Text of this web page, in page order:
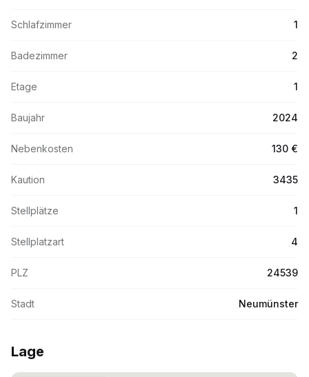
Schlafzimmer 1
Badezimmer 2
Etage 1
Baujahr 2024
Nebenkosten 130 €
Kaution 3435
Stellplätze 1
Stellplatzart 4
PLZ 24539
Stadt Neumünster
Lage